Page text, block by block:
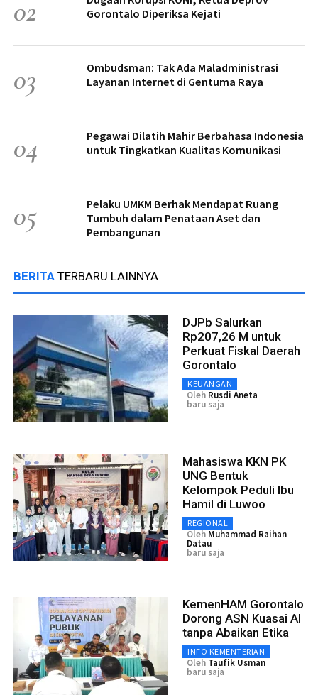
02
Gorontalo Diperiksa Kejati
03
Ombudsman: Tak Ada Maladministrasi
Layanan Internet di Gentuma Raya
04
Pegawai Dilatih Mahir Berbahasa Indonesia
untuk Tingkatkan Kualitas Komunikasi
05
Pelaku UMKM Berhak Mendapat Ruang
Tumbuh dalam Penataan Aset dan
Pembangunan
BERITA TERBARU LAINNYA
DJPb Salurkan
Rp207,26 M untuk
Perkuat Fiskal Daerah
Gorontalo
KEUANGAN
Oleh Rusdi Aneta
baru saja
Mahasiswa KKN PK
UNG Bentuk
Kelompok Peduli Ibu
Hamil di Luwoo
REGIONAL
Oleh Muhammad Raihan
Datau
baru saja
KemenHAM Gorontalo
Dorong ASN Kuasai AI
tanpa Abaikan Etika
INFO KEMENTERIAN
Oleh Taufik Usman
baru saja